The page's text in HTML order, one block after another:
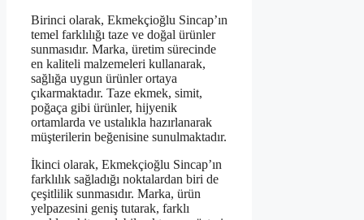
Birinci olarak, Ekmekçioğlu Sincap’ın
temel farklılığı taze ve doğal ürünler
sunmasıdır. Marka, üretim sürecinde
en kaliteli malzemeleri kullanarak,
sağlığa uygun ürünler ortaya
çıkarmaktadır. Taze ekmek, simit,
poğaça gibi ürünler, hijyenik
ortamlarda ve ustalıkla hazırlanarak
müşterilerin beğenisine sunulmaktadır.
İkinci olarak, Ekmekçioğlu Sincap’ın
farklılık sağladığı noktalardan biri de
çeşitlilik sunmasıdır. Marka, ürün
yelpazesini geniş tutarak, farklı